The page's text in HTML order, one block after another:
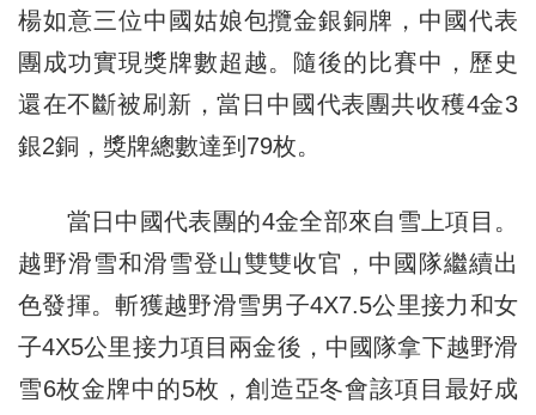
楊如意三位中國姑娘包攬金銀銅牌，中國代表
團成功實現獎牌數超越。隨後的比賽中，歷史
還在不斷被刷新，當日中國代表團共收穫4金3
銀2銅，獎牌總數達到79枚。
當日中國代表團的4金全部來自雪上項目。
越野滑雪和滑雪登山雙雙收官，中國隊繼續出
色發揮。斬獲越野滑雪男子4X7.5公里接力和女
子4X5公里接力項目兩金後，中國隊拿下越野滑
雪6枚金牌中的5枚，創造亞冬會該項目最好成